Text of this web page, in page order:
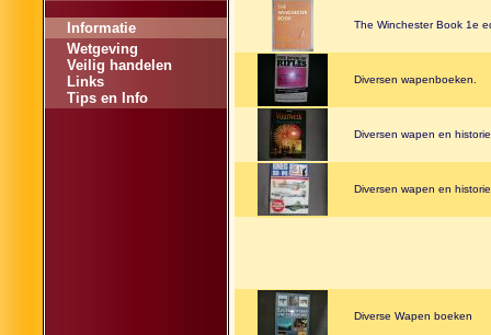
Informatie
Wetgeving
Veilig handelen
Links
Tips en Info
The Winchester Book 1e
Diversen wapenboeken.
Diversen wapen en
Diversen wapen en
Diverse Wapen boeken